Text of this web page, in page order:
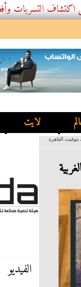
التسربات وأفضل...
لايت
بتوقيت القاهرة
الفيديو